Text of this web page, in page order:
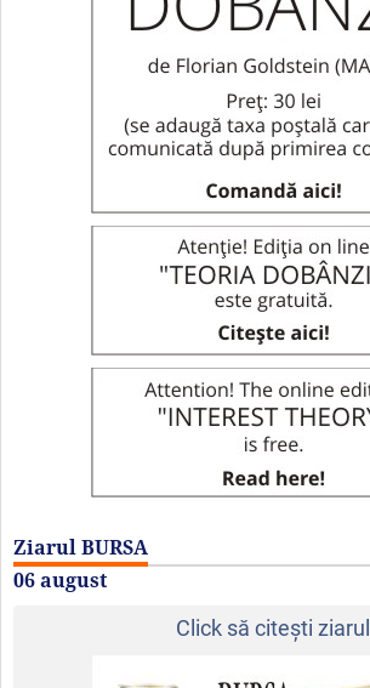
Ziarul BURSA
06 august
Click să citeşti ziarul